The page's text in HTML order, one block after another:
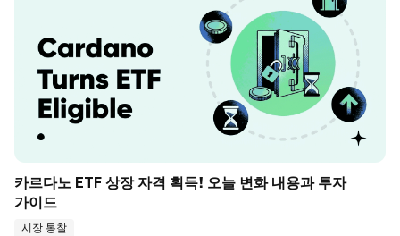
카르다노 ETF 상장 자격 획득! 오늘 변화 내용과 투자
가이드
시장 통찰